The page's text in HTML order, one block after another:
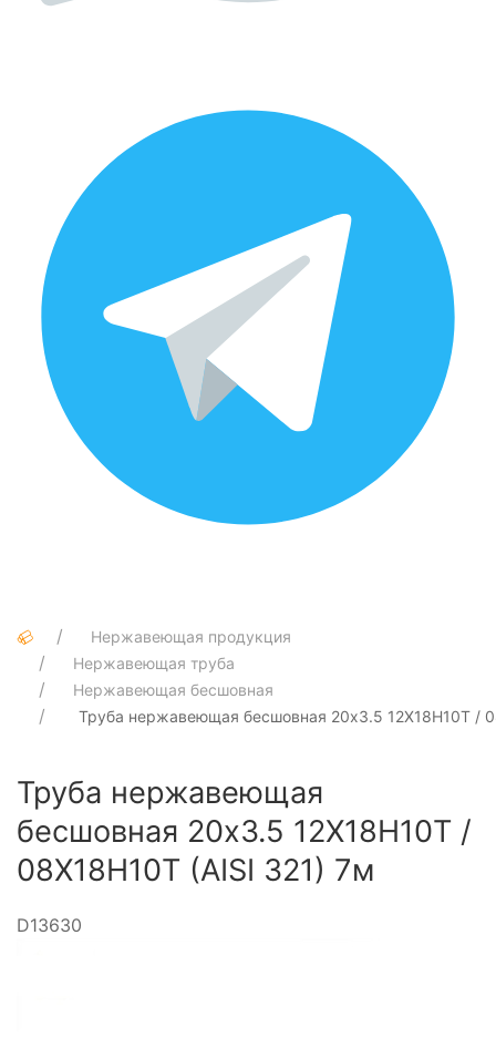
Нержавеющая продукция
Нержавеющая труба
Нержавеющая бесшовная
Труба нержавеющая бесшовная 20х3.5 12Х18Н10Т /
Труба нержавеющая
бесшовная 20х3.5 12Х18Н10Т /
08Х18Н10Т (AISI 321) 7м
D13630